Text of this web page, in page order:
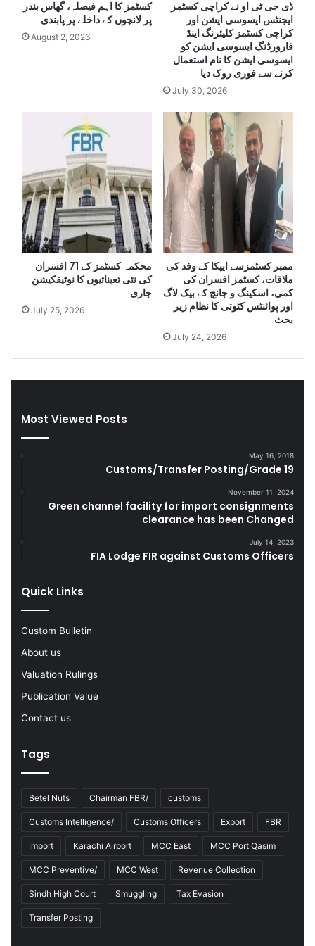
r
e
f
S
m
u
g
g
i
r
e
2
2
-
3
کسٹمز کا اہم فیصلہ، گھاس بندر
پر لانچوں کے داخلے پر پابندی
August 2, 2026
ڈی جی ٹی او نے کراچی کسٹمز
ایجنٹس ایسوسی ایشن اور
کراچی کسٹمز کلیئرنگ اینڈ
فارورڈنگ ایسوسی ایشن کو
ایسوسی ایشن کا نام استعمال
کرنے سے فوری روک دیا
July 30, 2026
محکمہ کسٹمز کے 71 افسران
کی نئی تعیناتیوں کا نوٹیفکیشن
جاری
July 25, 2026
ممبر کسٹمزسے ایپکا کے وفد کی
ملاقات، کسٹمز افسران کی
کمی، اسکینگ و جانچ کے بیک لاگ
اور پوائنٹس کٹوتی کا نظام زیر
بحث
July 24, 2026
Most Viewed Posts
May 16, 2018
Customs/Transfer Posting/Grade 19
November 11, 2024
Green channel facility for import consignments
clearance has been Changed
July 14, 2023
FIA Lodge FIR against Customs Officers
Quick Links
Custom Bulletin
About us
Valuation Rulings
Publication Value
Contact us
Tags
Betel Nuts Chairman FBR/ customs
Customs Intelligence/ Customs Officers Export FBR
Import Karachi Airport MCC East MCC Port Qasim
MCC Preventive/ MCC West Revenue Collection
Sindh High Court Smuggling Tax Evasion
Transfer Posting